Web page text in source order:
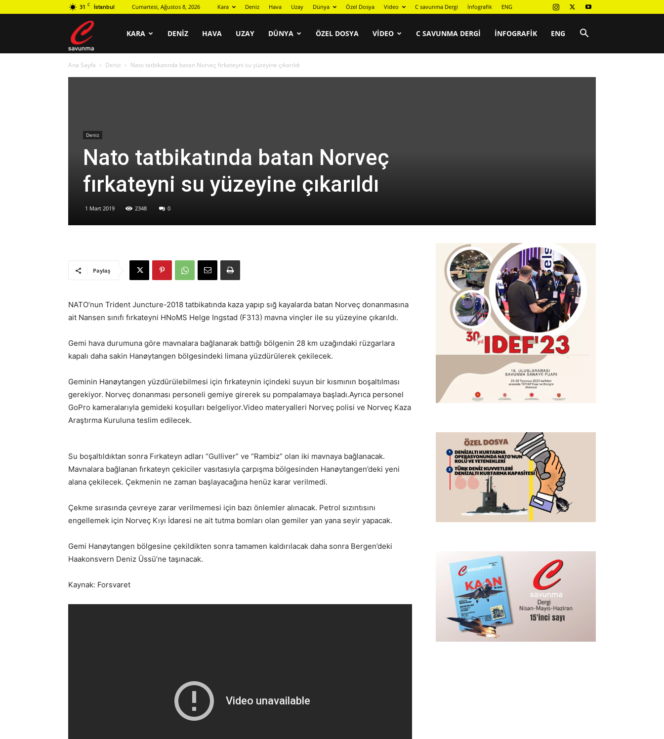
31 C İstanbul Cumartesi, Ağustos 8, 2026 Kara Deniz Hava Uzay Dünya Özel Dosya Video C savunma Dergi İnfografik ENG
KARA DENIZ HAVA UZAY DÜNYA ÖZEL DOSYA VIDEO C SAVUNMA DERGI İNFOGRAFIK ENG
Ana Sayfa Deniz Nato tatbikatında batan Norveç fırkateyni su yüzeyine çıkarıldı
Deniz
Nato tatbikatında batan Norveç
fırkateyni su yüzeyine çıkarıldı
1 Mart 2019 2348 0
Paylaş
NATO’nun Trident Juncture-2018 tatbikatında kaza yapıp sığ kayalarda batan Norveç donanmasına
ait Nansen sınıfı fırkateyni HNoMS Helge Ingstad (F313) mavna vinçler ile su yüzeyine çıkarıldı.
Gemi hava durumuna göre mavnalara bağlanarak battığı bölgenin 28 km uzağındaki rüzgarlara
kapalı daha sakin Hanøytangen bölgesindeki limana yüzdürülerek çekilecek.
Geminin Hanøytangen yüzdürülebilmesi için fırkateynin içindeki suyun bir kısmının boşaltılması
gerekiyor. Norveç donanması personeli gemiye girerek su pompalamaya başladı.Ayrıca personel
GoPro kameralarıyla gemideki koşulları belgeliyor.Video materyalleri Norveç polisi ve Norveç Kaza
Araştırma Kuruluna teslim edilecek.
Su boşaltıldıktan sonra Fırkateyn adları “Gulliver” ve “Rambiz” olan iki mavnaya bağlanacak.
Mavnalara bağlanan fırkateyn çekiciler vasıtasıyla çarpışma bölgesinden Hanøytangen’deki yeni
alana çekilecek. Çekmenin ne zaman başlayacağına henüz karar verilmedi.
Çekme sırasında çevreye zarar verilmemesi için bazı önlemler alınacak. Petrol sızıntısını
engellemek için Norveç Kıyı İdaresi ne ait tutma bomları olan gemiler yan yana seyir yapacak.
Gemi Hanøytangen bölgesine çekildikten sonra tamamen kaldırılacak daha sonra Bergen’deki
Haakonsvern Deniz Üssü’ne taşınacak.
Kaynak: Forsvaret